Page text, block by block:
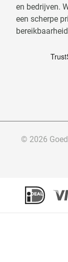
en bedrijven.
een scherpe
© 2026